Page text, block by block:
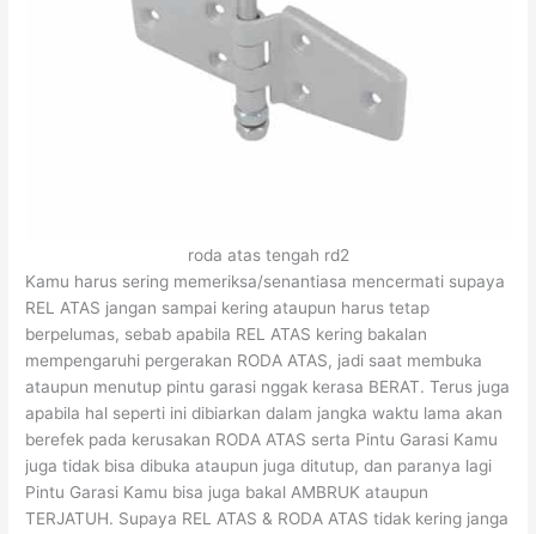
roda atas tengah rd2
Kamu harus sering memeriksa/senantiasa mencermati supaya
REL ATAS jangan sampai kering ataupun harus tetap
berpelumas, sebab apabila REL ATAS kering bakalan
mempengaruhi pergerakan RODA ATAS, jadi saat membuka
ataupun menutup pintu garasi nggak kerasa BERAT. Terus juga
apabila hal seperti ini dibiarkan dalam jangka waktu lama akan
berefek pada kerusakan RODA ATAS serta Pintu Garasi Kamu
juga tidak bisa dibuka ataupun juga ditutup, dan paranya lagi
Pintu Garasi Kamu bisa juga bakal AMBRUK ataupun
TERJATUH. Supaya REL ATAS & RODA ATAS tidak kering janga